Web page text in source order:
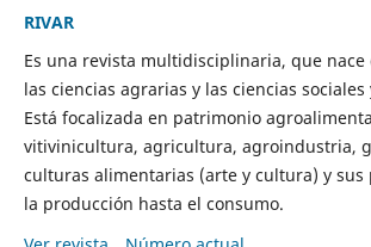
RIVAR
Es una revista multidisciplinaria, que
las ciencias agrarias y las ciencias
Está focalizada en patrimonio
vitivinicultura, agricultura, agroindustria,
culturas alimentarias (arte y cultura) y sus
la producción hasta el consumo.